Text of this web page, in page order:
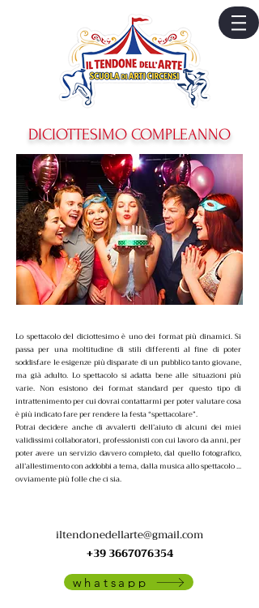
DICIOTTESIMO COMPLEANNO
Lo spettacolo del diciottesimo è uno dei format più dinamici. Si
passaper unamoltitudine di stili differenti al fine di poter
soddisfare le esigenze più disparate di un pubblico tanto giovane,
ma già adulto. Lo spettacolo si adatta bene alle situazioni più
varie. Non esistono dei format standard per questo tipo di
intrattenimento per cui dovrai contattarmi per poter valutare cosa
è più indicato fare per rendere la festa “spettacolare”.
Potrai decidere anche di avvalerti dell’aiuto di alcuni dei miei
validissimi collaboratori, professionisti con cui lavoro da anni, per
poter avere un servizio davvero completo, dal quello fotografico,
all’allestimento con addobbi a tema, dalla musica allo spettacolo ...
ovviamente più folle che ci sia.
iltendonedellarte@gmail.com
+39 3667076354
whatsapp